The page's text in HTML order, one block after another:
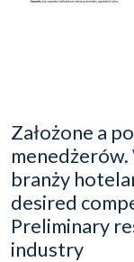
Założone a
branży
desired
Preliminary
industry